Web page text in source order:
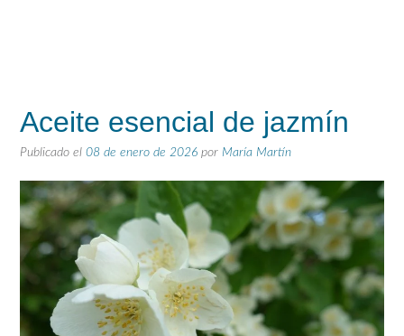
Aceite esencial de jazmín
Publicado el 08 de enero de 2026 por María Martín